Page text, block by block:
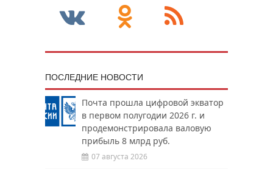
ПОСЛЕДНИЕ НОВОСТИ
Почта прошла цифровой экватор
в первом полугодии 2026 г. и
продемонстрировала валовую
прибыль 8 млрд руб.
07 августа 2026